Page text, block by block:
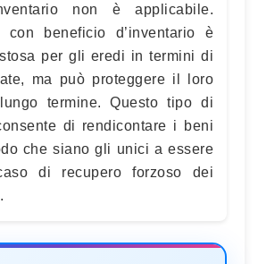
non è applicabile.
con beneficio d’inventario è
per gli eredi in termini di
ma può proteggere il loro
termine. Questo tipo di
di rendicontare i beni
che siano gli unici a essere
di recupero forzoso dei